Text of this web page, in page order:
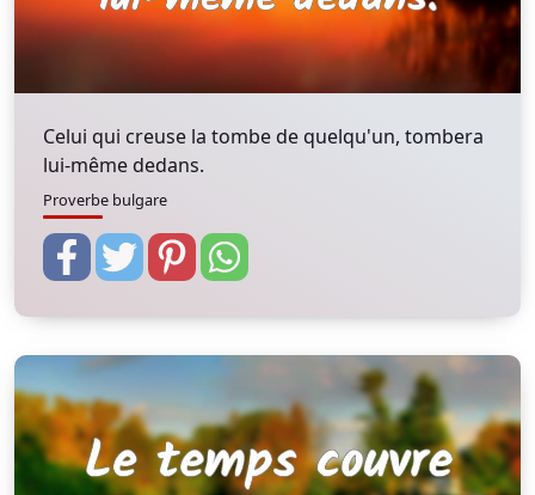
Celui qui creuse la tombe de quelqu'un, tombera
lui-même dedans.
Proverbe bulgare